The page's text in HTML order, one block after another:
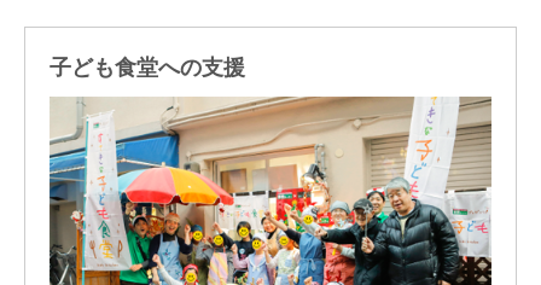
子ども食堂への支援